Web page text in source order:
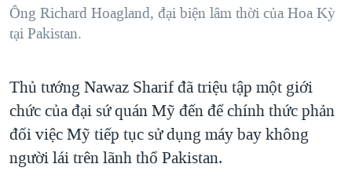
SỨC KHOẺ
GIÁO DỤC
NGÀY TỊ NẠN THẾ GIỚI
TRỊNH VĨNH BÌNH - NGƯỜI HẠ 'BÊN THẮNG CUỘC'
CHI PHÍ CHIẾN TRANH AFGHANISTAN
CÁC GIÁ TRỊ CỘNG HÒA Ở VIỆT NAM
THƯỢNG ĐỈNH TRUMP-KIM TẠI VIỆT NAM
Ông Richard Hoagland, đại biện lâm thời của Hoa Kỳ
tại Pakistan.
Thủ tướng Nawaz Sharif đã triệu tập một giới
chức của đại sứ quán Mỹ đến để chính thức phản
đối việc Mỹ tiếp tục sử dụng máy bay không
người lái trên lãnh thổ Pakistan.